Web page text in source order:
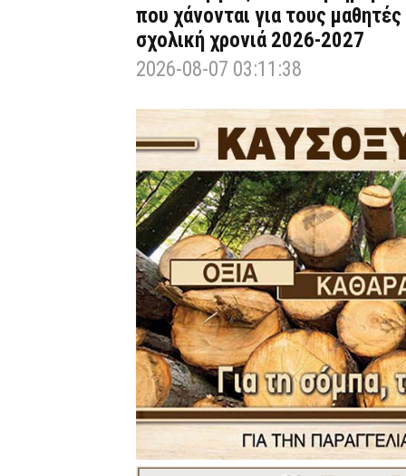
που χάνονται για τους μαθητές
σχολική χρονιά 2026-2027
2026-08-07 03:11:38